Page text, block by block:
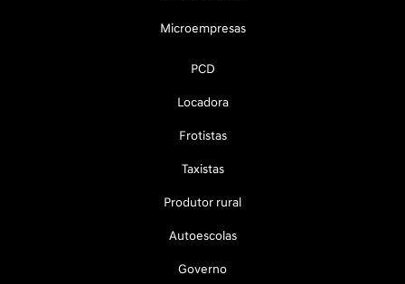
Microempresas
PCD
Locadora
Frotistas
Taxistas
Produtor rural
Autoescolas
Governo